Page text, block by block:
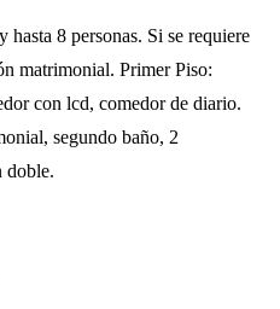
hasta 8 personas. Si se requiere
matrimonial. Primer Piso:
con lcd, comedor de diario.
segundo baño, 2
doble.